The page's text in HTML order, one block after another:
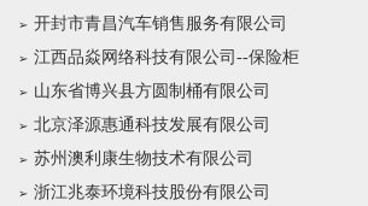
开封市青昌汽车销售服务有限公司
江西品焱网络科技有限公司--保险柜
山东省博兴县方圆制桶有限公司
北京泽源惠通科技发展有限公司
苏州澳利康生物技术有限公司
浙江兆泰环境科技股份有限公司